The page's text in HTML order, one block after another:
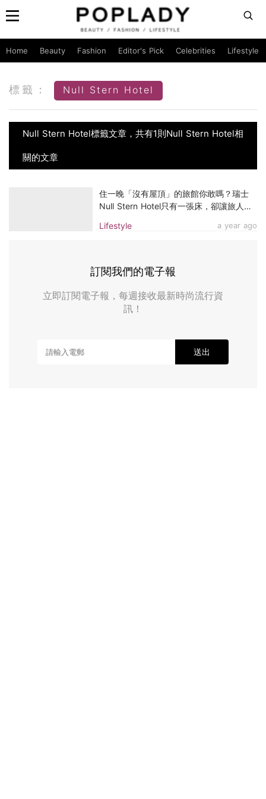
Home Beauty Fashion Editor's Pick Celebrities Lifestyle
標籤： Null Stern Hotel
Null Stern Hotel標籤文章，共有1則Null Stern Hotel相
關的文章
Lifestyle a year ago
住一晚「沒有屋頂」的旅館你敢嗎？瑞士
Null Stern Hotel只有一張床，卻讓旅人心
訂閱我們的電子報
立即訂閱電子報，每週接收最新時尚流行資
訊！
送出